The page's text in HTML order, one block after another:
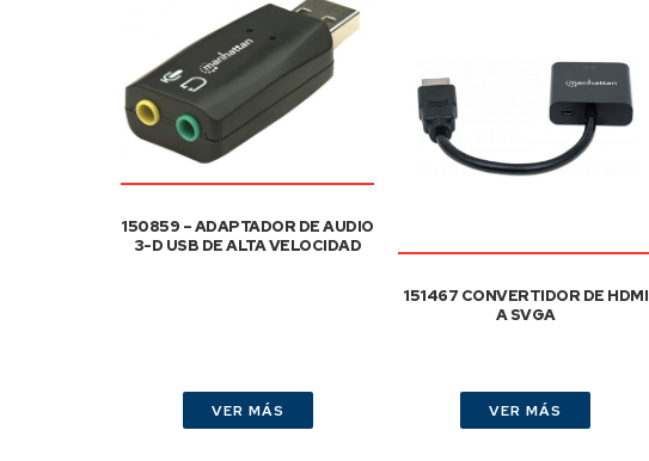
150859 – ADAPTADOR DE AUDIO
3-D USB DE ALTA VELOCIDAD
VER MÁS
151467 CONVERTIDOR DE HDMI
A SVGA
VER MÁS